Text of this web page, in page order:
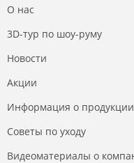
О нас
3D-тур по шоу-руму
Новости
Акции
Информация о продукции
Советы по уходу
Видеоматериалы о